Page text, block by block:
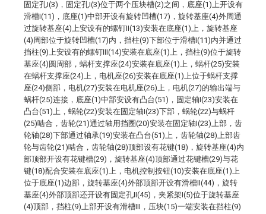
固定孔I(3)，固定孔I(3)位于两个压块槽(2)之间，底座(1)上开设有
滑槽I(11)，底座(1)中部开设有旋转凹槽(17)，旋转基座(4)外周通
过旋转基座(4)上安设有的螺钉II(13)安装在底座(1)上，旋转基座
(4)周部位于旋转凹槽(17)内，挡柱(9)下部位于滑槽I(11)内并通过
挡柱(9)上安设有的螺钉III(14)安装在底座(1)上，挡柱(9)位于旋转
基座(4)圆周部，蜗杆支撑座(24)安装在底座(1)上，蜗杆(25)安装
在蜗杆支撑座(24)上，电机座(26)安装在底座(1)上位于蜗杆支撑
座(24)侧部，电机(27)安装在电机座(26)上，电机(27)的输出端与
蜗杆(25)连接，底座(1)中部安设有凸台(51)，固定轴I(23)安装在
凸台(51)上，蜗轮(22)安装在固定轴I(23)下部，蜗轮(22)与蜗杆
(25)啮合，齿轮(21)通过轴用挡圈(20)安装在固定轴I(23)上部，齿
轮轴(28)下部通过轴承(19)安装在凸台(51)上，齿轮轴(28)上部齿
轮与齿轮(21)啮合，齿轮轴(28)顶部设有花键(18)，旋转基座(4)内
部顶部开设有花键槽(29)，旋转基座(4)顶部通过花键槽(29)与花
键(18)配合安装在底座(1)上，电机控制按钮(10)安装在底座(1)上
位于底座(1)边部，旋转基座(4)外部顶部开设有滑槽II(44)，旋转
基座(4)外部顶部还开设有固定孔II(45)，夹紧架I(5)位于旋转基座
(4)顶部，挡柱(9)上部开设有滑槽III，压块(15)一端安装在挡柱(9)